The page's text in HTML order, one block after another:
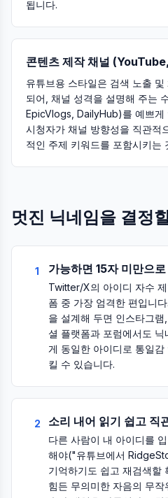
됩니다.
콘텐츠 제작 채널
유튜브용 스타일은 검색 노출
되어, 채널 성격을 설명해 주는
EpicVlogs, DailyHub)를 예쁘게
시청자가 채널 방향성을 직관적
적인 주제 키워드를 포함시키는
멋진 닉네임을 결정
1 가능하면 15자 미만으
Twitter/X의 아이디 자수
폼 중 가장 엄격한 편입니
을 설계해 두면 인스타그
셜 플랫폼과 포럼에서도
게 동일한 아이디로 통일
킬 수 있습니다.
2 소리 내어 읽기 쉽고 직
다른 사람이 내 아이디를
해야("유튜브에서
기억하기도 쉽고 재검색할
힘든 무의미한 자음의 무